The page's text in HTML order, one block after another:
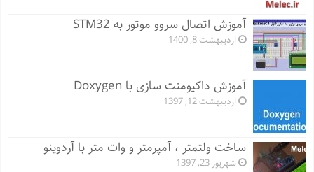
آموزش اتصال سروو موتور به STM32
اردیبهشت 8, 1400
آموزش داکیومنت سازی با Doxygen
اردیبهشت 12, 1397
ساخت ولتمتر ، آمپرمتر و وات متر با آردوینو
شهریور 23, 1397